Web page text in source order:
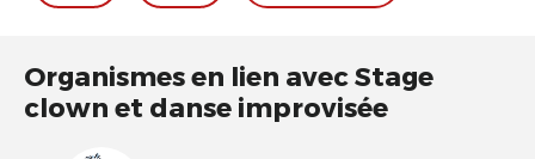
Organismes en lien avec Stage
clown et danse improvisée